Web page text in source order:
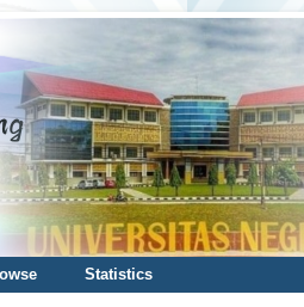
Statistics